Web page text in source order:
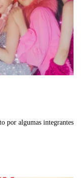
por algumas integrantes